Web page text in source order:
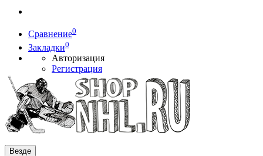
Сравнение0
Закладки0
Авторизация
Регистрация
Везде